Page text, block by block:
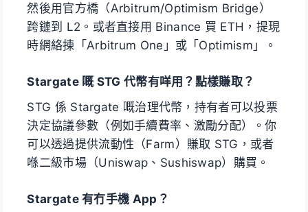
然後用官方橋（Arbitrum/Optimism Bridge）
跨鏈到 L2。或者直接用 Binance 買 ETH，提現
時網絡揀「Arbitrum One」或「Optimism」。
Stargate 嘅 STG 代幣有咩用？點樣賺取？
STG 係 Stargate 嘅治理代幣，持有者可以投票
決定協議參數（例如手續費率、激勵分配）。你
可以透過提供流動性（Farm）賺取 STG，或者
喺二級市場（Uniswap、Sushiswap）購買。
Stargate 有冇手機 App？